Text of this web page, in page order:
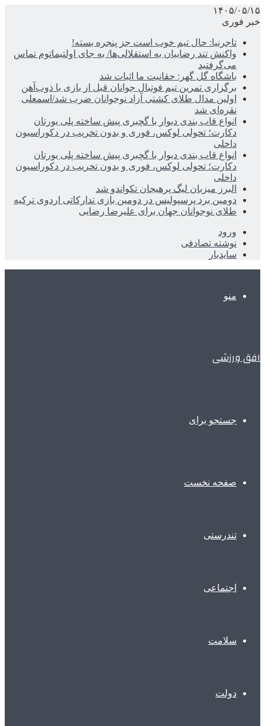
۱۴۰۵/۰۵/۱۵
خبر فوری
تاجرنیا: حال تیم خوب است جز پنجره بسته!
واکنش تند رضاییان به استقلالی‌ها/ به جای اولتیماتوم تماس
می‌گرفتید
باشگاه گل گهر: حقانیت ما اثبات شد
برگزاری تمرین تیم فوتبال جوانان قبل از بازی با ذوب‌آهن
اولین مدال طلای کشتی آزاد نوجوانان ضرب شد/اسمعلی
نقره‌ای شد
انواع قاب بندی دیوار با گچبری پیش ساخته پلی یورتان
دکارت؛ تحولی لوکس، فوری و بدون تخریب در دکوراسیون
داخلی
انواع قاب بندی دیوار با گچبری پیش ساخته پلی یورتان
دکارت؛ تحولی لوکس، فوری و بدون تخریب در دکوراسیون
داخلی
البرز میزبان لیگ پرهیجان تکواندو شد
دومین برد پرسپولیس در دومین بازی تدارکاتی اردوی ترکیه
طلای نوجوانان جهان برای علیرضا رضایی
ورود
نوشته تصادفی
سایدبار
منو
افق ورزشی
جستجو برای
صفحه نخست
تندرستی
اجتماعی
سلامت
دولت